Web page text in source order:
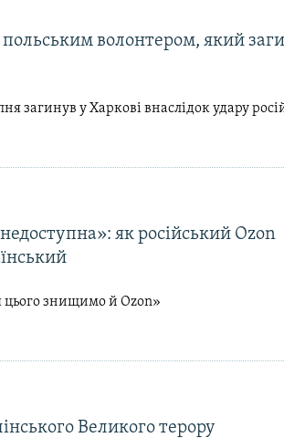
волонтером, який
загинув у Харкові внаслідок удару
як російський Ozon
знищимо й Ozon»
Великого терору